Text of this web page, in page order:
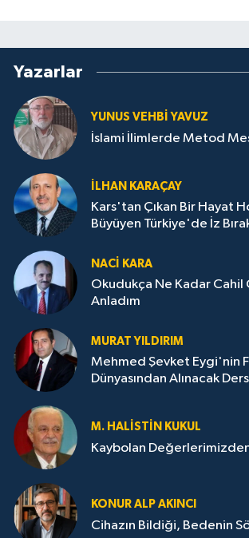
Yazarlar
YUNUS VEHBI YAVUZ
İslami İlimlerde Metod
İLHAN KARAÇAY
Kars'tan Çıkan Bir Hayat
Büyüyen Türkiye'de İz
NACI KARA
Okudukça Ne Kadar Cahil
Anladım
MURAT YILDIRIM
Mehmed Şevket Eygi'nin
Dünyasından Alınacak
M. HALISTIN KUKUL
Kaybolan
KONUR ALP AKINCI
Cihazın Bildiği, Bedenin